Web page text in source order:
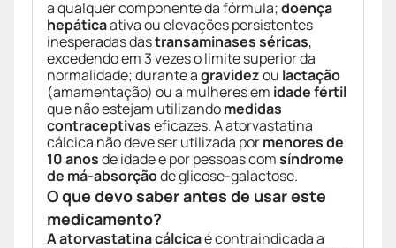
a qualquer componente da fórmula;doença
hepáticaativa ou elevações persistentes
inesperadas dastransaminases séricas,
excedendo em 3 vezes o limite superior da
normalidade; durante agravidezou lactação
(amamentação) ou a mulheres em idade fértil
que não estejam utilizandomedidas
contraceptivaseficazes. A atorvastatina
cálcica não deve ser utilizada pormenores de
10 anosde idade e por pessoas comsíndrome
de má-absorçãode glicose-galactose.
O que devo saber antes de usar este
medicamento?
A atorvastatina cálcicaé contraindicada a